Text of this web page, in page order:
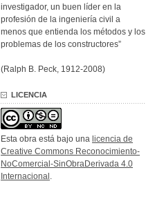
investigador, un buen líder en la
profesión de la ingeniería civil a
menos que entienda los métodos y los
problemas de los constructores”
(Ralph B. Peck, 1912-2008)
LICENCIA
Esta obra está bajo una licencia de
Creative Commons Reconocimiento-
NoComercial-SinObraDerivada 4.0
Internacional .